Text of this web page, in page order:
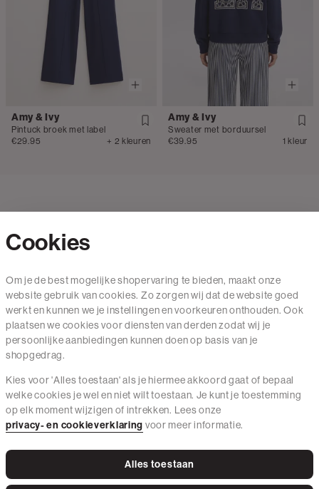
Amy & Ivy
Pintuck broek met label
€29.95
+ 2 kleuren
Amy & Ivy
Sweater met borduursel
€39.95
1 kleur
Mail ons
020 - 3412 650
Van maandag t/m vrijdag van 8.30 uur tot 18.00 uur.
Service
Wij zijn The Sting
Cookies
Om je de best mogelijke shopervaring te bieden, maakt onze
website gebruik van cookies. Zo zorgen wij dat de website goed
werkt en kunnen we je instellingen en voorkeuren onthouden. Ook
plaatsen we cookies voor diensten van derden zodat wij je
persoonlijke aanbiedingen kunnen doen op basis van je
shopgedrag.
Kies voor 'Alles toestaan' als je hiermee akkoord gaat of bepaal
welke cookies je wel en niet wilt toestaan. Je kunt je toestemming
op elk moment wijzigen of intrekken. Lees onze
privacy- en cookieverklaring voor meer informatie.
Alles toestaan